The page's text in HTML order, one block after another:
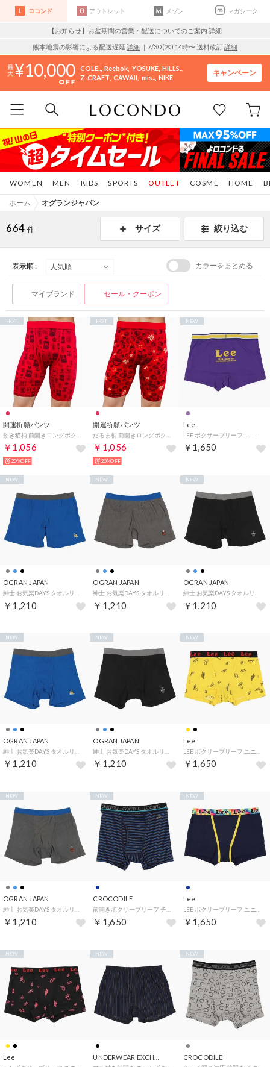
ロコンド アウトレット メゾン マガシーク
【お知らせ】お盆期間の営業・配送についてのご案内 詳細
熊本地震の影響による配送遅延 詳細 ｜7/30 (木) 14時〜 送料改訂詳細
10,000 COLE.. Reebok YOSUKE HILLS..
Z-CRAFT CAWAII mis.. NIKE
キャンペーン
WOMEN MEN KIDS SPORTS COSME HOME
OUTLET
ホーム オグランジャパン
664 件 サイズ 絞り込む
表示順 : カラーをまとめる
マイブランド セール・クーポン
開運祈願パンツ
￥1,056
HOT
20%OFF
開運祈願パンツ
￥1,056
HOT
20%OFF
Lee
￥1,650
NEW
OGRAN JAPAN
￥1,210
NEW
OGRAN JAPAN
￥1,210
NEW
OGRAN JAPAN
￥1,210
NEW
OGRAN JAPAN
￥1,210
NEW
OGRAN JAPAN
￥1,210
NEW
Lee
￥1,650
NEW
OGRAN JAPAN
￥1,210
NEW
CROCODILE
￥1,650
NEW
Lee
￥1,650
NEW
Lee
NEW NEW
CROCODILE
NEW